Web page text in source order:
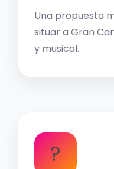
Una propuesta
situar a Gran
y musical.
?